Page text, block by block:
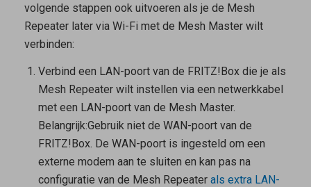
volgende stappen ook uitvoeren als je de Mesh
Repeaterlater via Wi-Fi met de Mesh Masterwilt
verbinden:
Verbind een LAN-poort van de FRITZ!Box die je als
Mesh Repeaterwilt instellen via een netwerkkabel
met een LAN-poort van de Mesh Master.
Belangrijk:Gebruik niet de WAN-poort van de
FRITZ!Box. De WAN-poort is ingesteld om een
externe modem aan te sluiten en kan pas na
configuratie van de Mesh Repeater als extra LAN-